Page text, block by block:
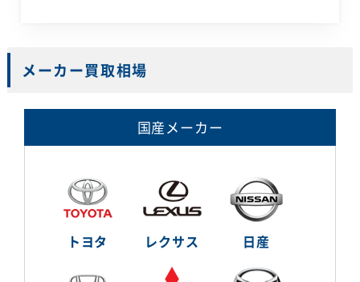
メーカー買取相場
国産メーカー
トヨタ レクサス 日産